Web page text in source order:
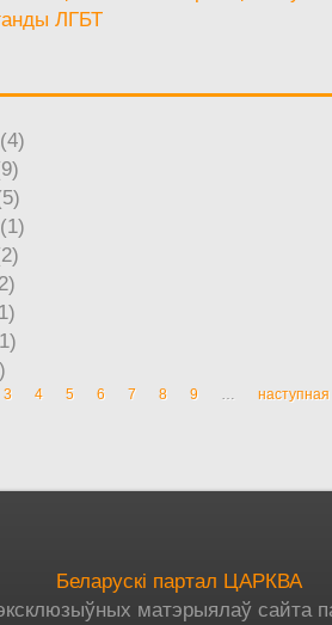
ЛГБТ
(4)
(1)
3 4 5 6 7 8 9 … наступная
Беларускі партал ЦАРКВА
матэрыялаў сайта